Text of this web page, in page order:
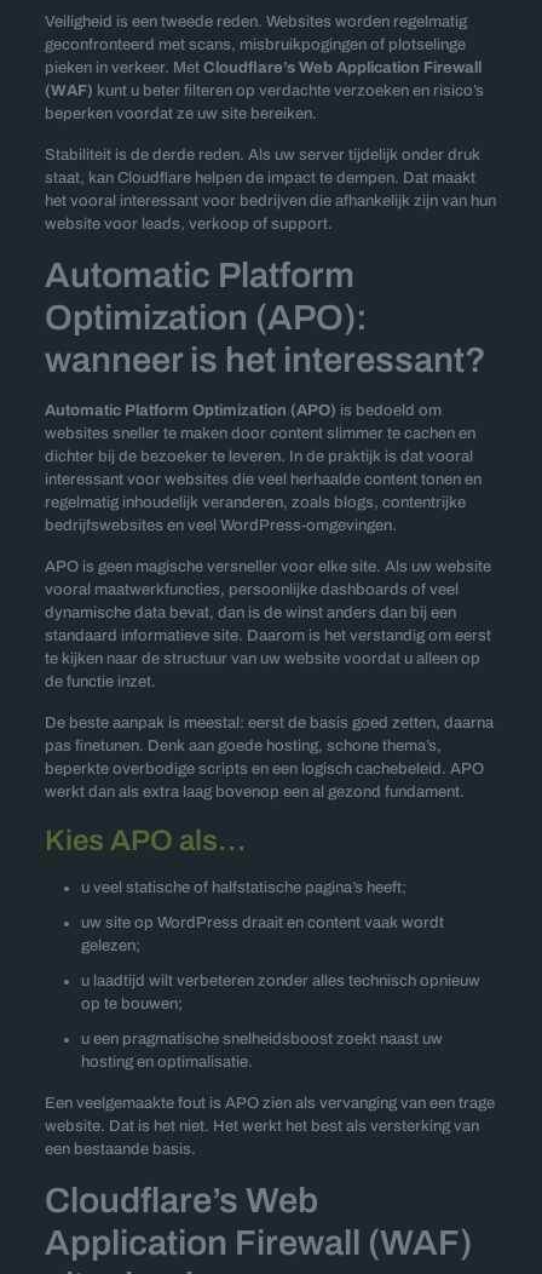
Veiligheid is een tweede reden. Websites worden regelmatig
geconfronteerd met scans, misbruikpogingen of plotselinge
pieken in verkeer. Met Cloudflare’s Web Application Firewall
(WAF) kunt u beter filteren op verdachte verzoeken en risico’s
beperken voordat ze uw site bereiken.
Stabiliteit is de derde reden. Als uw server tijdelijk onder druk
staat, kan Cloudflare helpen de impact te dempen. Dat maakt
het vooral interessant voor bedrijven die afhankelijk zijn van hun
website voor leads, verkoop of support.
Automatic Platform
Optimization (APO):
wanneer is het interessant?
Automatic Platform Optimization (APO) is bedoeld om
websites sneller te maken door content slimmer te cachen en
dichter bij de bezoeker te leveren. In de praktijk is dat vooral
interessant voor websites die veel herhaalde content tonen en
regelmatig inhoudelijk veranderen, zoals blogs, contentrijke
bedrijfswebsites en veel WordPress-omgevingen.
APO is geen magische versneller voor elke site. Als uw website
vooral maatwerkfuncties, persoonlijke dashboards of veel
dynamische data bevat, dan is de winst anders dan bij een
standaard informatieve site. Daarom is het verstandig om eerst
te kijken naar de structuur van uw website voordat u alleen op
de functie inzet.
De beste aanpak is meestal: eerst de basis goed zetten, daarna
pas finetunen. Denk aan goede hosting, schone thema’s,
beperkte overbodige scripts en een logisch cachebeleid. APO
werkt dan als extra laag bovenop een al gezond fundament.
Kies APO als…
u veel statische of halfstatische pagina’s heeft;
uw site op WordPress draait en content vaak wordt
gelezen;
u laadtijd wilt verbeteren zonder alles technisch opnieuw
op te bouwen;
u een pragmatische snelheidsboost zoekt naast uw
hosting en optimalisatie.
Een veelgemaakte fout is APO zien als vervanging van een trage
website. Dat is het niet. Het werkt het best als versterking van
een bestaande basis.
Cloudflare’s Web
Application Firewall (WAF)